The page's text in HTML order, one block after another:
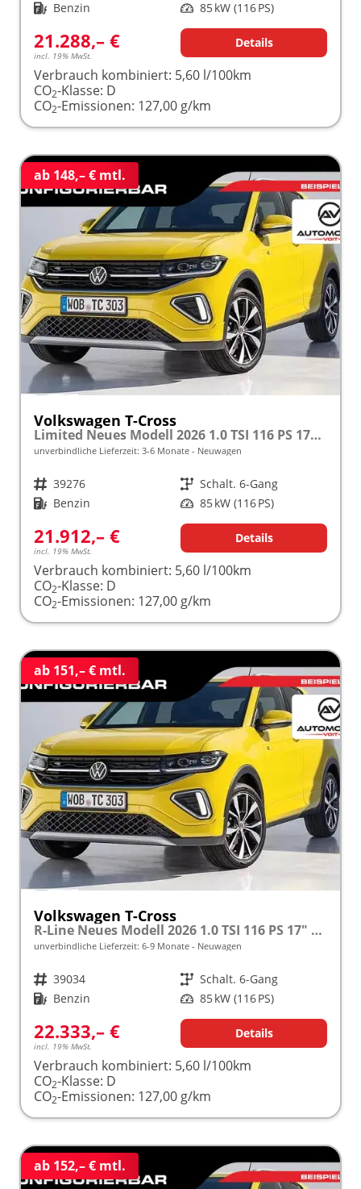
Kraftstoff Benzin Leistung 85 kW (116 PS)
21.288,– €
incl. 19% MwSt.
Details
Verbrauch kombiniert: 5,60 l/100km
CO2-Klasse: D
CO2-Emissionen: 127,00 g/km
ab 148,– € mtl.
Volkswagen T-Cross
Limited Neues Modell 2026 1.0 TSI 116 PS 17" Kamera, Alu, Parksensoren vo/hi, LED-Scheinwerfer, Radio Composition 8", App-Connect, Klima, M-Lederlenkrad, Digitales Cockpit, Müdigkeitserkennung, Dachreling, Lane Assist, Armlehne vorn
unverbindliche Lieferzeit: 3-6 Monate Neuwagen
Fahrzeugnr. 39276 Getriebe Schalt. 6-Gang
Kraftstoff Benzin Leistung 85 kW (116 PS)
21.912,– €
incl. 19% MwSt.
Details
Verbrauch kombiniert: 5,60 l/100km
CO2-Klasse: D
CO2-Emissionen: 127,00 g/km
ab 151,– € mtl.
Volkswagen T-Cross
R-Line Neues Modell 2026 1.0 TSI 116 PS 17" Alu, LED-Scheinwerfer, Adaptiver Tempomat ACC, Parksensoren vo/hi, Radio "Ready2Discover", Wireless App-Connect, Klima, M-Lederlenkrad, Digitales Cockpit, Müdigkeitserkennung, Stoßfänger im R-Design
unverbindliche Lieferzeit: 6-9 Monate Neuwagen
Fahrzeugnr. 39034 Getriebe Schalt. 6-Gang
Kraftstoff Benzin Leistung 85 kW (116 PS)
22.333,– €
incl. 19% MwSt.
Details
Verbrauch kombiniert: 5,60 l/100km
CO2-Klasse: D
CO2-Emissionen: 127,00 g/km
ab 152,– € mtl.